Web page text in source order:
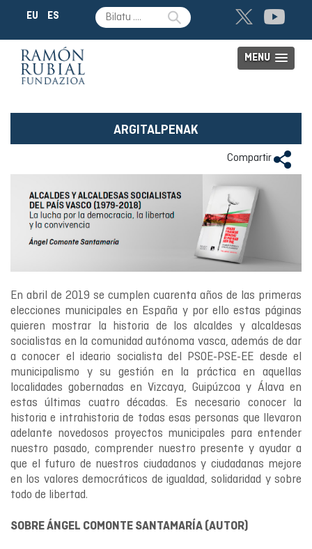
EU ES
MENU
ARGITALPENAK
Compartir
En abril de 2019 se cumplen cuarenta años de las primeras
elecciones municipales en España y por ello estas páginas
quieren mostrar la historia de los alcaldes y alcaldesas
socialistas en la comunidad autónoma vasca, además de dar
a conocer el ideario socialista del PSOE-PSE-EE desde el
municipalismo y su gestión en la práctica en aquellas
localidades gobernadas en Vizcaya, Guipúzcoa y Álava en
estas últimas cuatro décadas. Es necesario conocer la
historia e intrahistoria de todas esas personas que llevaron
adelante novedosos proyectos municipales para entender
nuestro pasado, comprender nuestro presente y ayudar a
que el futuro de nuestros ciudadanos y ciudadanas mejore
en los valores democráticos de igualdad, solidaridad y sobre
todo de libertad.
SOBRE ÁNGEL COMONTE SANTAMARÍA (AUTOR)